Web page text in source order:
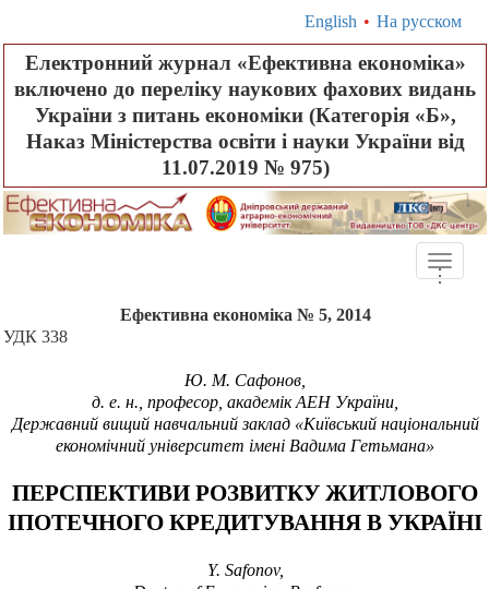
English • На русском
Електронний журнал «Ефективна економіка»
включено до переліку наукових фахових видань
України з питань економіки (Категорія «Б»,
Наказ Міністерства освіти і науки України від
11.07.2019 № 975)
Toggle
...
Ефективна економіка № 5, 2014
УДК 338
Ю. М. Сафонов,
д. е. н., професор, академік АЕН України,
Державний вищий навчальний заклад «Київський національний
економічний університет імені Вадима Гетьмана»
ПЕРСПЕКТИВИ РОЗВИТКУ ЖИТЛОВОГО
ІПОТЕЧНОГО КРЕДИТУВАННЯ В УКРАЇНІ
Y. Safonov,